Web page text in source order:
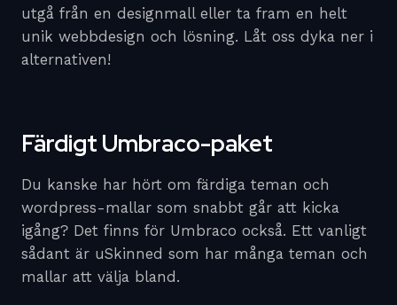
utgå från en designmall eller ta fram en helt
unik webbdesign och lösning. Låt oss dyka ner i
alternativen!
Färdigt Umbraco-paket
Du kanske har hört om färdiga teman och
wordpress-mallar som snabbt går att kicka
igång? Det finns för Umbraco också. Ett vanligt
sådant är uSkinned som har många teman och
mallar att välja bland.